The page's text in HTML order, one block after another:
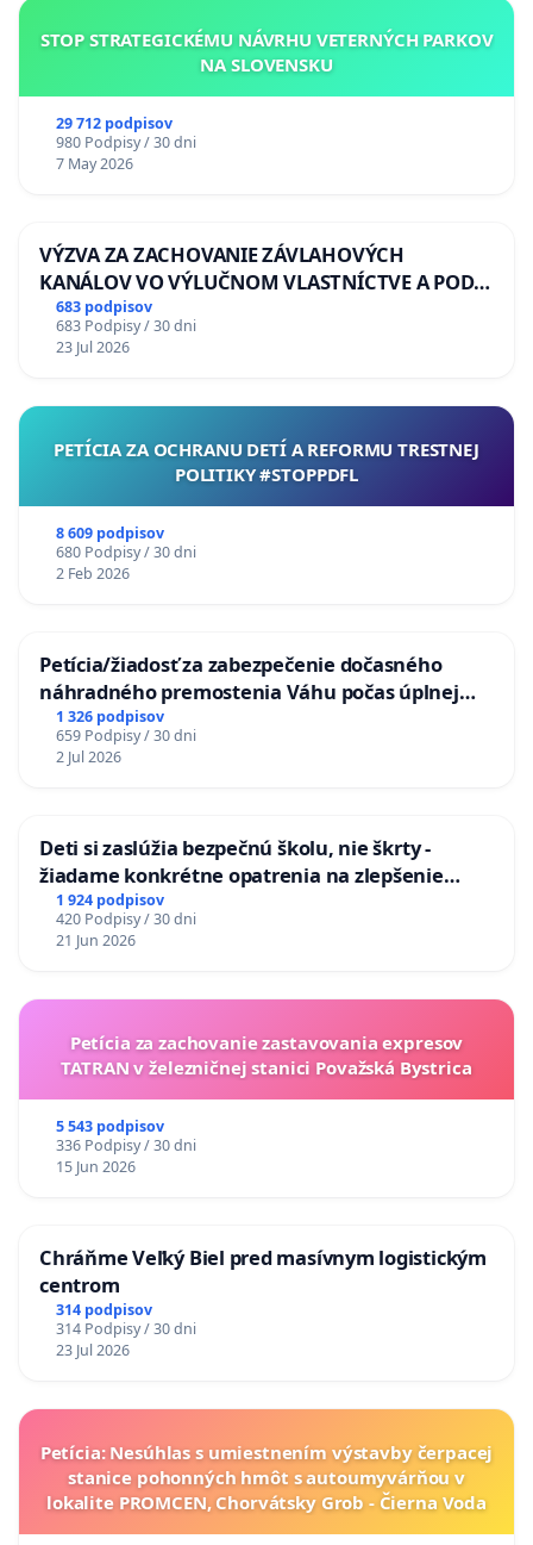
STOP STRATEGICKÉMU NÁVRHU VETERNÝCH PARKOV
NA SLOVENSKU
29 712 podpisov
980 Podpisy / 30 dni
7 May 2026
VÝZVA ZA ZACHOVANIE ZÁVLAHOVÝCH
KANÁLOV VO VÝLUČNOM VLASTNÍCTVE A POD
KONTROLOU SLOVENSKEJ REPUBLIKY & žiadosť
na riešenie zanedbaného stavu závlahových a
odvodňovacích kanálov na Slovensku
683 podpisov
683 Podpisy / 30 dni
23 Jul 2026
PETÍCIA ZA OCHRANU DETÍ A REFORMU TRESTNEJ
POLITIKY #STOPPDFL
8 609 podpisov
680 Podpisy / 30 dni
2 Feb 2026
Petícia/žiadosť za zabezpečenie dočasného
náhradného premostenia Váhu počas úplnej
uzávery Vážskeho mosta v Komárne
1 326 podpisov
659 Podpisy / 30 dni
2 Jul 2026
Deti si zaslúžia bezpečnú školu, nie škrty -
žiadame konkrétne opatrenia na zlepšenie
situácie v školstve
1 924 podpisov
420 Podpisy / 30 dni
21 Jun 2026
Petícia za zachovanie zastavovania expresov
TATRAN v železničnej stanici Považská Bystrica
5 543 podpisov
336 Podpisy / 30 dni
15 Jun 2026
Chráňme Veľký Biel pred masívnym logistickým
centrom
314 podpisov
314 Podpisy / 30 dni
23 Jul 2026
Petícia: Nesúhlas s umiestnením výstavby čerpacej
stanice pohonných hmôt s autoumyvárňou v
lokalite PROMCEN, Chorvátsky Grob - Čierna Voda